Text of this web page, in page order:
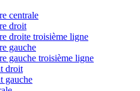
centrale
droit
droite troisième ligne
gauche
gauche troisième ligne
droit
gauche